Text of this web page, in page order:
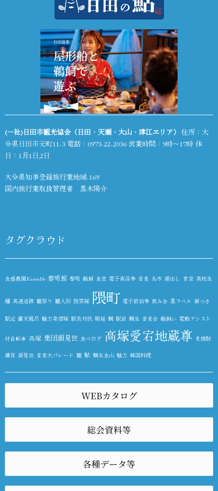
(一社)日田市観光協会（日田・天瀬・大山・津江エリア） 住所：大
分県日田市元町11-3 電話： 0973-22-2036 営業時間：9時～17時 休
日：1月1日,2日
大分県知事登録旅行業地域-169
国内旅行業取扱管理者 黒木陽介
タグクラウド
食感農園KazetoNe 黎明館 黎明 鵜飼 食堂 電子商品券 音楽 鳥市 顔出し 青空 高校生
麺 高速道路 雛祭り 雛人形 鼓笛隊 隈町 電子宿泊券 飲み会 黒ラベル 餅つき
駅近 露天風呂 魅力発信隊 駅長対抗 順延 鯛 駅前 鯛生 音楽会 鵜飼い 電動アシスト
付自転車 高塚 集団顔見世 食べログ 高塚愛宕地蔵尊 麦焼酎
雑貨 顔見世 音楽大パレード 雛 鮎 鯛生金山 魅力 韓国料理
WEBカタログ
総会資料等
各種データ等